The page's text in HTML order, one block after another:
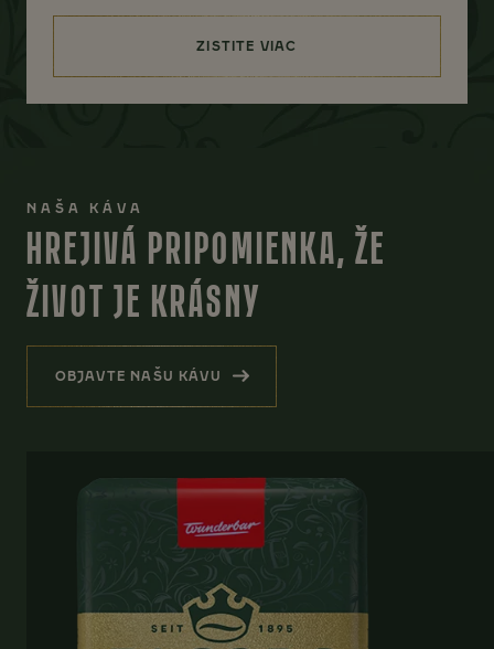
ZISTITE VIAC
NAŠA KÁVA
HREJIVÁ PRIPOMIENKA, ŽE
ŽIVOT JE KRÁSNY
OBJAVTE NAŠU KÁVU